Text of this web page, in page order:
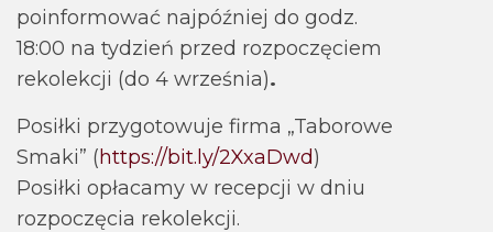
poinformować najpóźniej do godz.
18:00 na tydzień przed rozpoczęciem
rekolekcji (do 4 września).
Posiłki przygotowuje firma „Taborowe
Smaki” (https://bit.ly/2XxaDwd)
Posiłki opłacamy w recepcji w dniu
rozpoczęcia rekolekcji.